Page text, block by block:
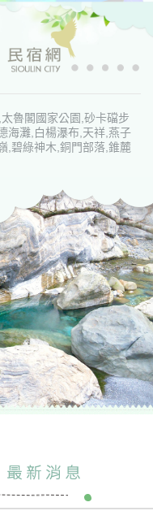
魯閣國家公園,砂卡礑步
海灘,白楊瀑布,天祥,燕子
,碧綠神木,銅門部落,錐麓